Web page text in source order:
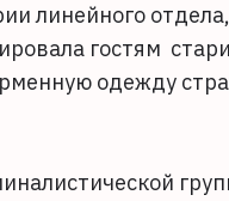
линейного
гостям
одежду